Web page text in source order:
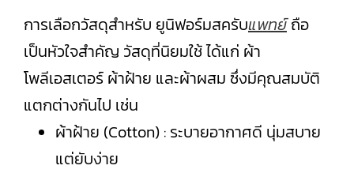
การเลือกวัสดุสำหรับ ยูนิฟอร์มสครับแพทย์ถือ
เป็นหัวใจสำคัญ วัสดุที่นิยมใช้ ได้แก่ ผ้า
โพลีเอสเตอร์ ผ้าฝ้าย และผ้าผสม ซึ่งมีคุณสมบัติ
แตกต่างกันไป เช่น
ผ้าฝ้าย (Cotton) : ระบายอากาศดี นุ่มสบาย
แต่ยับง่าย